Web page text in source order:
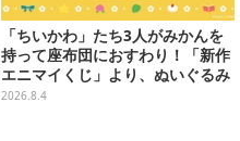
「ちいかわ」たち3人がみかんを
持って座布団におすわり！「新作
エニマイくじ」より、ぬいぐるみ
画像が初公開
2026.8.4